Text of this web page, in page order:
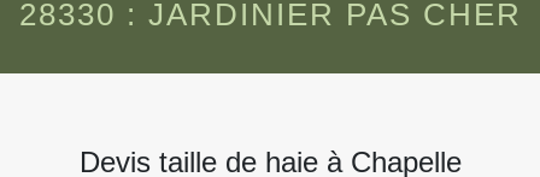
28330 : JARDINIER PAS CHER
Devis taille de haie à Chapelle